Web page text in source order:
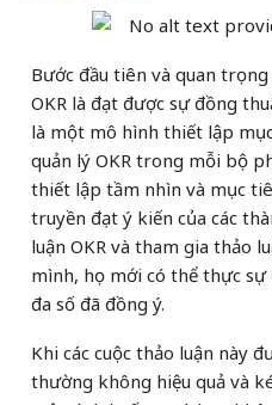
Bước đầu tiên và quan
OKR là đạt được sự đồng
là một mô hình thiết lập
quản lý OKR trong mỗi bộ
thiết lập tầm nhìn và mục
truyền đạt ý kiến của các
luận OKR và tham gia thảo
mình, họ mới có thể thực sự
đa số đã đồng ý.
Khi các cuộc thảo luận này
thường không hiệu quả và